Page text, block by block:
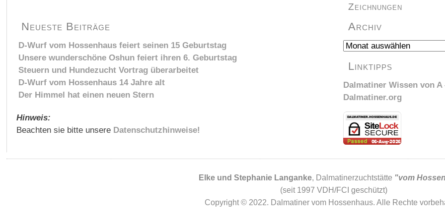
Zeichnungen
Neueste Beiträge
D-Wurf vom Hossenhaus feiert seinen 15 Geburtstag
Unsere wunderschöne Oshun feiert ihren 6. Geburtstag
Steuern und Hundezucht Vortrag überarbeitet
D-Wurf vom Hossenhaus 14 Jahre alt
Der Himmel hat einen neuen Stern
Archiv
Archiv
Linktipps
Dalmatiner Wissen von A
Dalmatiner.org
Hinweis:
Beachten sie bitte unsere Datenschutzhinweise!
Elke und Stephanie Langanke, Dalmatinerzuchtstätte "vom
(seit 1997 VDH/FCI geschützt)
Copyright © 2022. Dalmatiner vom Hossenhaus. Alle Rechte